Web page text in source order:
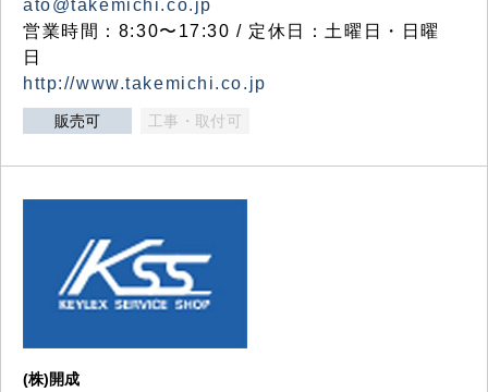
ato@takemichi.co.jp
営業時間：8:30〜17:30 / 定休日：土曜日・日曜
日
http://www.takemichi.co.jp
販売可 工事・取付可
(株)開成